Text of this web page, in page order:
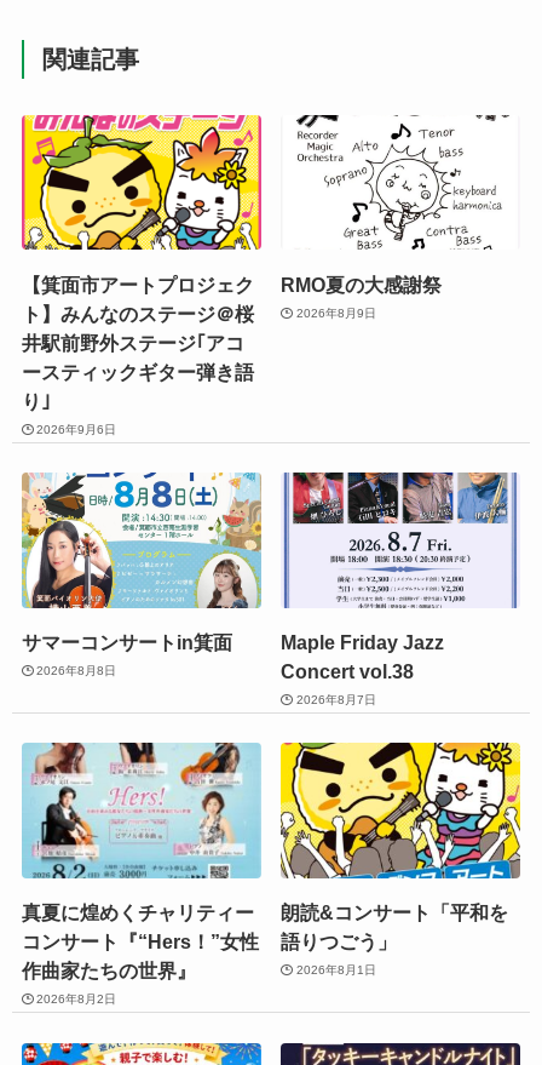
関連記事
【箕面市アートプロジェク
ト】みんなのステージ＠桜
井駅前野外ステージ｢アコ
ースティックギター弾き語
り｣
2026年9月6日
RMO夏の大感謝祭
2026年8月9日
サマーコンサートin箕面
2026年8月8日
Maple Friday Jazz
Concert vol.38
2026年8月7日
真夏に煌めくチャリティー
コンサート『“Hers！”女性
作曲家たちの世界』
2026年8月2日
朗読&コンサート「平和を
語りつごう」
2026年8月1日